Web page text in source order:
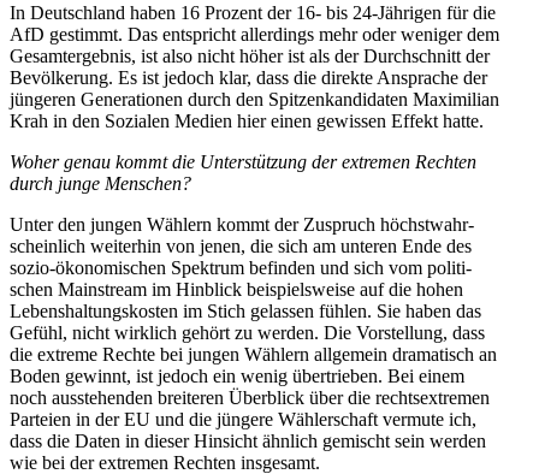
In Deutschland haben 16 Prozent der 16- bis 24-Jährigen für die
AfD gestimmt. Das entspricht aller­dings mehr oder weniger dem
Gesamt­ergebnis, ist also nicht höher ist als der Durch­schnitt der
Bevöl­kerung. Es ist jedoch klar, dass die direkte Ansprache der
jüngeren Genera­tionen durch den Spitzen­kan­di­daten Maximilian
Krah in den Sozialen Medien hier einen gewissen Effekt hatte.
Woher genau kommt die Unter­stützung der extremen Rechten
durch junge Menschen?
Unter den jungen Wählern kommt der Zuspruch höchst­wahr­
scheinlich weiterhin von jenen, die sich am unteren Ende des
sozio-ökono­mi­schen Spektrum befinden und sich vom politi­
schen Mainstream im Hinblick beispiels­weise auf die hohen
Lebens­hal­tungs­kosten im Stich gelassen fühlen. Sie haben das
Gefühl, nicht wirklich gehört zu werden. Die Vorstellung, dass
die extreme Rechte bei jungen Wählern allgemein drama­tisch an
Boden gewinnt, ist jedoch ein wenig übertrieben. Bei einem
noch ausste­henden breiteren Überblick über die rechts­extremen
Parteien in der EU und die jüngere Wähler­schaft vermute ich,
dass die Daten in dieser Hinsicht ähnlich gemischt sein werden
wie bei der extremen Rechten insgesamt.